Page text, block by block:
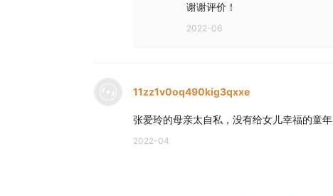
谢谢评价！
2022-06
11zz1v0oq490kig3qxxe
张爱玲的母亲太自私，没有给女儿幸福的童年
2022-04